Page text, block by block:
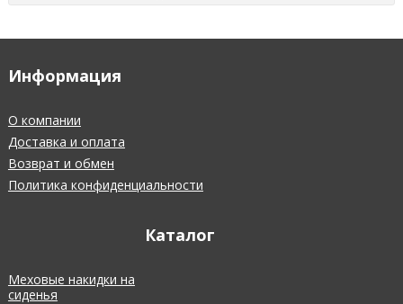
Информация
О компании
Доставка и оплата
Возврат и обмен
Политика конфиденциальности
Каталог
Меховые накидки на
сиденья